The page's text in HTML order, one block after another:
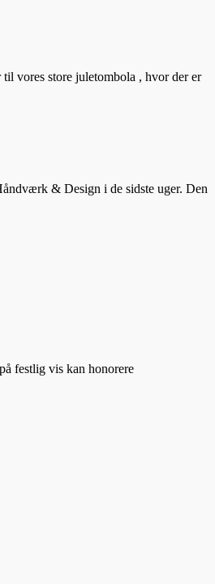
vores store juletombola , hvor der er
& Design i de sidste uger. Den
festlig vis kan honorere